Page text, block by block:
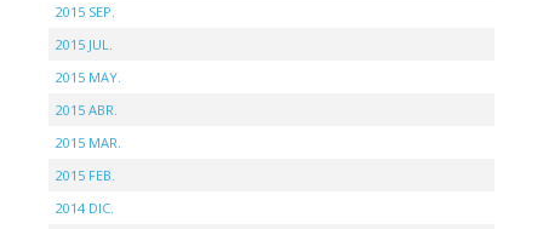
2015 SEP.
2015 JUL.
2015 MAY.
2015 ABR.
2015 MAR.
2015 FEB.
2014 DIC.